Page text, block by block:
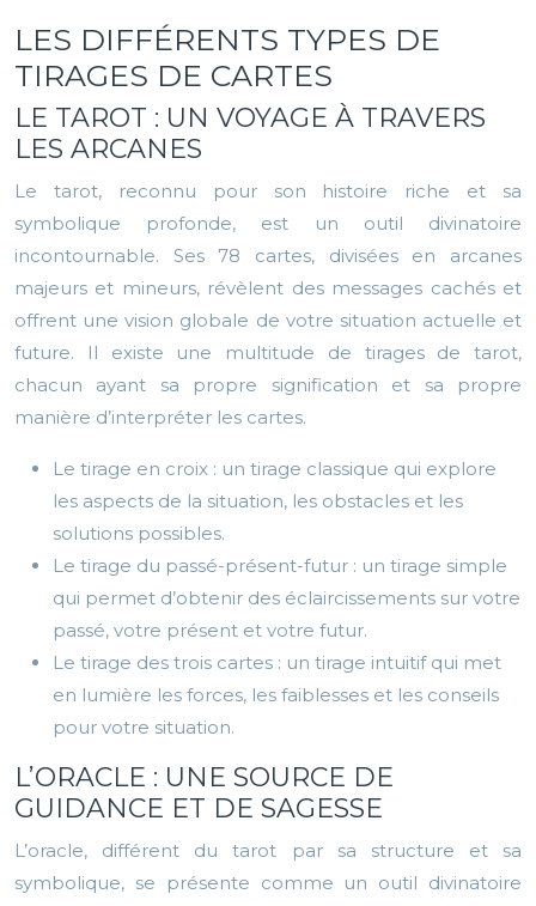
LES DIFFÉRENTS TYPES DE
TIRAGES DE CARTES
LE TAROT : UN VOYAGE À TRAVERS
LES ARCANES
Le tarot, reconnu pour son histoire riche et sa
symbolique profonde, est un outil divinatoire
incontournable. Ses 78 cartes, divisées en arcanes
majeurs et mineurs, révèlent des messages cachés et
offrent une vision globale de votre situation actuelle et
future. Il existe une multitude de tirages de tarot,
chacun ayant sa propre signification et sa propre
manière d’interpréter les cartes.
Le tirage en croix : un tirage classique qui explore
les aspects de la situation, les obstacles et les
solutions possibles.
Le tirage du passé-présent-futur : un tirage simple
qui permet d’obtenir des éclaircissements sur votre
passé, votre présent et votre futur.
Le tirage des trois cartes : un tirage intuitif qui met
en lumière les forces, les faiblesses et les conseils
pour votre situation.
L’ORACLE : UNE SOURCE DE
GUIDANCE ET DE SAGESSE
L’oracle, différent du tarot par sa structure et sa
symbolique, se présente comme un outil divinatoire